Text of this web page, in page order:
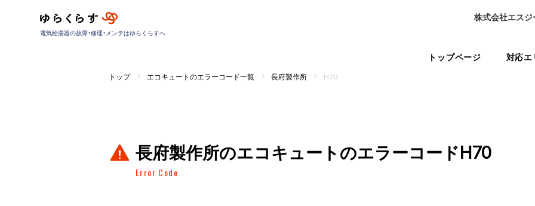
電気給湯器の故障・修理・メンテはゆらくらすへ
株式会社エスジ
トップページ 対応エ
トップ エコキュートのエラーコード一覧 長府製作所 H70
長府製作所のエコキュートのエラーコードH70
Error Code